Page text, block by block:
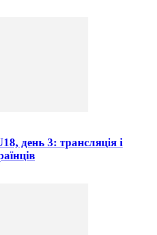
день 3: трансляція і